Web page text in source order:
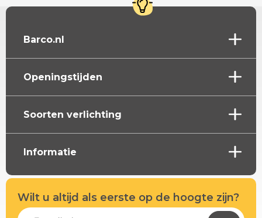
Barco.nl
Openingstijden
Soorten verlichting
Informatie
Wilt u altijd als eerste op de hoogte zijn?